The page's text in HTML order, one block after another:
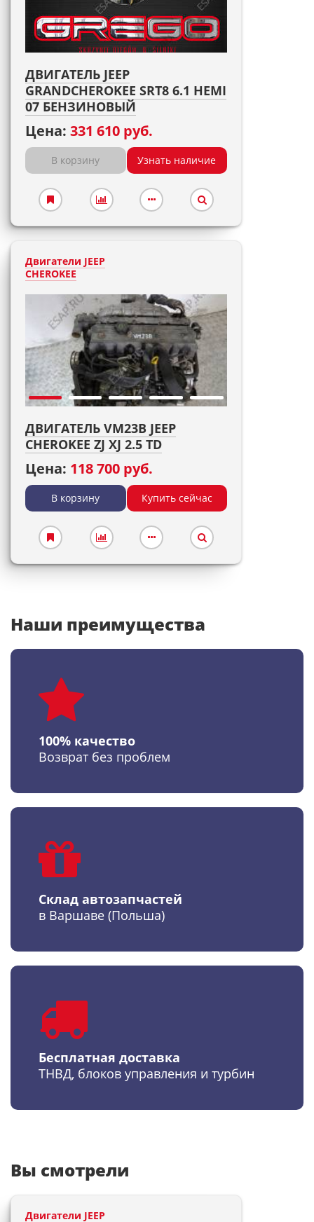
ДВИГАТЕЛЬ JEEP
GRANDCHEROKEE SRT8 6.1 HEMI
07 БЕНЗИНОВЫЙ
Цена: 331 610 руб.
В корзину Узнать наличие
Двигатели JEEP
CHEROKEE
ДВИГАТЕЛЬ VM23B JEEP
CHEROKEE ZJ XJ 2.5 TD
Цена: 118 700 руб.
В корзину Купить сейчас
Наши преимущества
100% качество
Возврат без проблем
Склад автозапчастей
в Варшаве (Польша)
Бесплатная доставка
ТНВД, блоков управления и турбин
Вы смотрели
Двигатели JEEP